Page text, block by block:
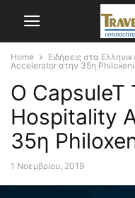
Home Ειδήσεις στα
Accelerator στην 35η
Ο CapsuleT
Hospitality
35η
1 Νοεμβρίου, 2019